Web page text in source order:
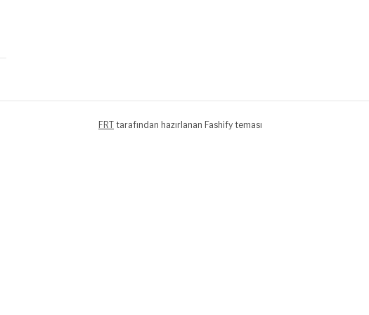
FRT tarafından hazırlanan Fashify teması